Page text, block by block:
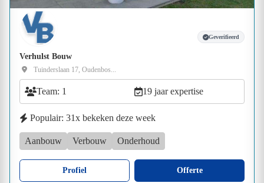
Geverifieerd
Verhulst Bouw
Tuinderslaan 17, Oudenbos...
Team: 1 19 jaar expertise
Populair: 31x bekeken deze week
Aanbouw Verbouw Onderhoud
Profiel Offerte